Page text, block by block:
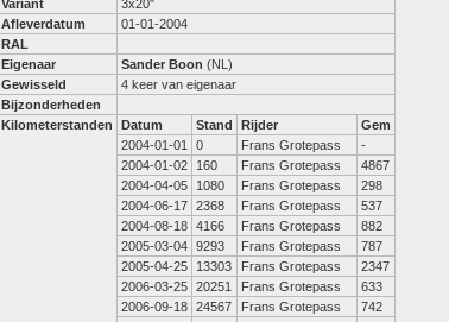
Variant
3x20"
Afleverdatum
01-01-2004
RAL
Eigenaar
Sander Boon (NL)
Gewisseld
4 keer van eigenaar
Bijzonderheden
Kilometerstanden
Datum Stand Rijder
Gem
2004-01-01
0 Frans Grotepass
-
2004-01-02
160 Frans Grotepass
4867
2004-04-05
1080 Frans Grotepass
298
2004-06-17 2368 Frans Grotepass
537
2004-08-18 4166 Frans Grotepass
882
2005-03-04 9293 Frans Grotepass
787
2005-04-25
13303 Frans Grotepass
2347
2006-03-25 20251 Frans Grotepass
633
2006-09-18 24567 Frans Grotepass
742